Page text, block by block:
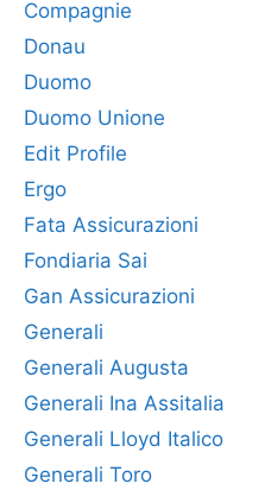
Compagnie
Donau
Duomo
Duomo Unione
Edit Profile
Ergo
Fata Assicurazioni
Fondiaria Sai
Gan Assicurazioni
Generali
Generali Augusta
Generali Ina Assitalia
Generali Lloyd Italico
Generali Toro